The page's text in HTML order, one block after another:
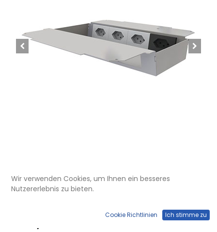
UBD 321 327
Steckdoseneinsatz horizontal für
2x4 FLF inkl. 3xT13, weiss, und
Wir verwenden Cookies, um Ihnen ein besseres
Nutzererlebnis zu bieten.
Cookie Richtlinien Ich stimme zu